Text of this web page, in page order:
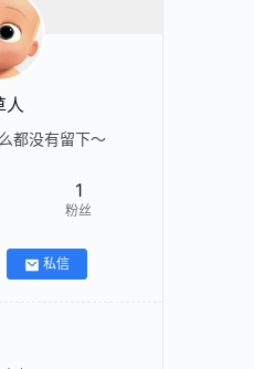
人
都没有留下～
1
粉丝
私信